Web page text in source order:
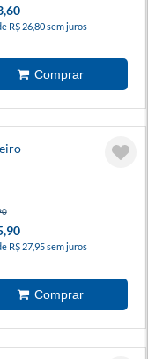
R$ 26,80 sem juros
R$ 27,95 sem juros